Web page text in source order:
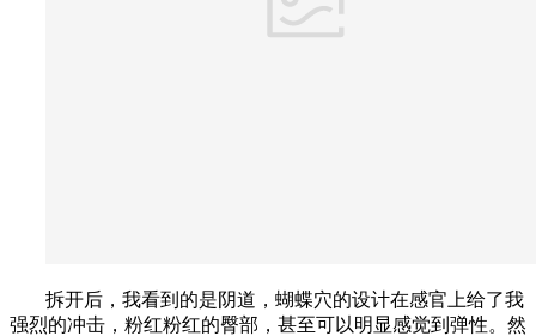
拆开后，我看到的是阴道，蝴蝶穴的设计在感官上给了我
强烈的冲击，粉红粉红的臀部，甚至可以明显感觉到弹性。然